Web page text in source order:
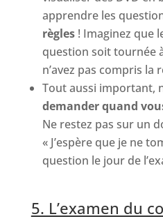
apprendre les
règles! Imaginez que
question soit tournée
n’avez pas compris la
Tout aussi important,
demander quand
Ne restez pas sur un
« J’espère que je ne
question le jour de
5. L’examen du